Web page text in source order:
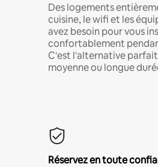
Des logements
cuisine, le wifi et les
avez besoin pour vous
confortablement
C'est l'alternative
moyenne ou longue
Réservez en toute